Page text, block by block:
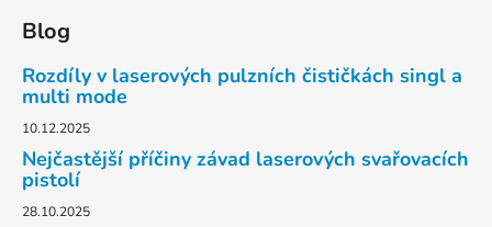
Blog
Rozdíly v laserových pulzních čističkách singl a
multi mode
10.12.2025
Nejčastější příčiny závad laserových svařovacích
pistolí
28.10.2025